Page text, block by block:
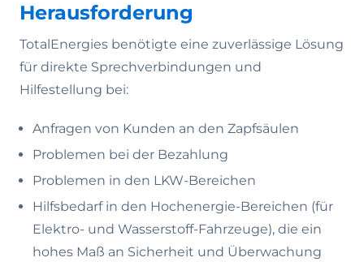
Herausforderung
TotalEnergies benötigte eine zuverlässige Lösung
für direkte Sprechverbindungen und
Hilfestellung bei:
Anfragen von Kunden an den Zapfsäulen
Problemen bei der Bezahlung
Problemen in den LKW-Bereichen
Hilfsbedarf in den Hochenergie-Bereichen (für
Elektro- und Wasserstoff-Fahrzeuge), die ein
hohes Maß an Sicherheit und Überwachung